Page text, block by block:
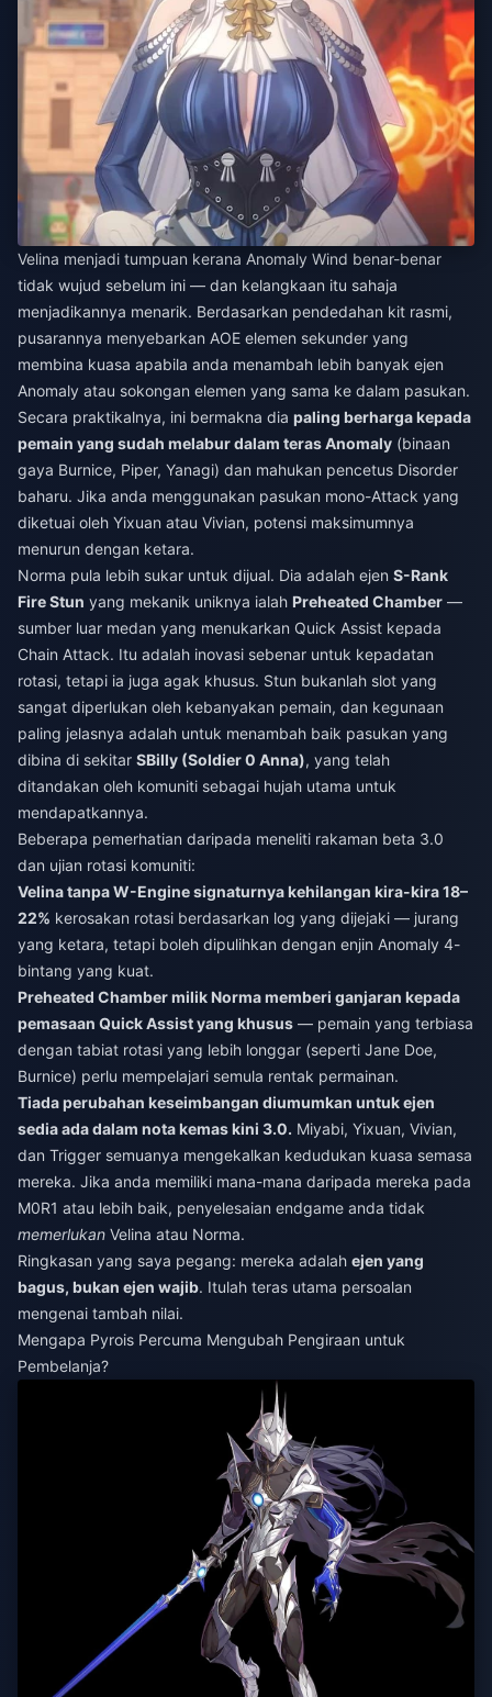
Velina menjadi tumpuan kerana Anomaly Wind benar-benar
tidak wujud sebelum ini — dan kelangkaan itu sahaja
menjadikannya menarik. Berdasarkan pendedahan kit rasmi,
pusarannya menyebarkan AOE elemen sekunder yang
membina kuasa apabila anda menambah lebih banyak ejen
Anomaly atau sokongan elemen yang sama ke dalam pasukan.
Secara praktikalnya, ini bermakna dia paling berharga kepada
pemain yang sudah melabur dalam teras Anomaly (binaan
gaya Burnice, Piper, Yanagi) dan mahukan pencetus Disorder
baharu. Jika anda menggunakan pasukan mono-Attack yang
diketuai oleh Yixuan atau Vivian, potensi maksimumnya
menurun dengan ketara.
Norma pula lebih sukar untuk dijual. Dia adalah ejen S-Rank
Fire Stun yang mekanik uniknya ialah Preheated Chamber —
sumber luar medan yang menukarkan Quick Assist kepada
Chain Attack. Itu adalah inovasi sebenar untuk kepadatan
rotasi, tetapi ia juga agak khusus. Stun bukanlah slot yang
sangat diperlukan oleh kebanyakan pemain, dan kegunaan
paling jelasnya adalah untuk menambah baik pasukan yang
dibina di sekitar SBilly (Soldier 0 Anna), yang telah
ditandakan oleh komuniti sebagai hujah utama untuk
mendapatkannya.
Beberapa pemerhatian daripada meneliti rakaman beta 3.0
dan ujian rotasi komuniti:
Velina tanpa W-Engine signaturnya kehilangan kira-kira 18–
22% kerosakan rotasi berdasarkan log yang dijejaki — jurang
yang ketara, tetapi boleh dipulihkan dengan enjin Anomaly 4-
bintang yang kuat.
Preheated Chamber milik Norma memberi ganjaran kepada
pemasaan Quick Assist yang khusus — pemain yang terbiasa
dengan tabiat rotasi yang lebih longgar (seperti Jane Doe,
Burnice) perlu mempelajari semula rentak permainan.
Tiada perubahan keseimbangan diumumkan untuk ejen
sedia ada dalam nota kemas kini 3.0. Miyabi, Yixuan, Vivian,
dan Trigger semuanya mengekalkan kedudukan kuasa semasa
mereka. Jika anda memiliki mana-mana daripada mereka pada
M0R1 atau lebih baik, penyelesaian endgame anda tidak
memerlukan Velina atau Norma.
Ringkasan yang saya pegang: mereka adalah ejen yang
bagus, bukan ejen wajib. Itulah teras utama persoalan
mengenai tambah nilai.
Mengapa Pyrois Percuma Mengubah Pengiraan untuk
Pembelanja?